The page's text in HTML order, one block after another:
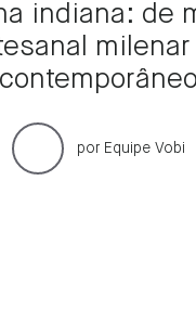
indiana: de
milenar
contemporâneo
por Equipe Vobi